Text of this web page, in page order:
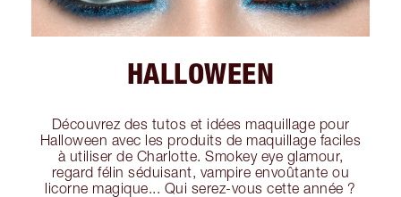
HALLOWEEN
Découvrez des tutos et idées maquillage pour
Halloween avec les produits de maquillage faciles
à utiliser de Charlotte. Smokey eye glamour,
regard félin séduisant, vampire envoûtante ou
licorne magique... Qui serez-vous cette année ?